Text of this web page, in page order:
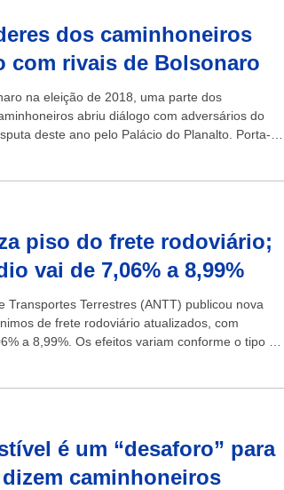
dos caminhoneiros
com rivais de Bolsonaro
na eleição de 2018, uma parte dos
abriu diálogo com adversários do
deste ano pelo Palácio do Planalto. Porta-
piso do frete rodoviário;
vai de 7,06% a 8,99%
Transportes Terrestres (ANTT) publicou nova
de frete rodoviário atualizados, com
a 8,99%. Os efeitos variam conforme o tipo de
é um “desaforo” para
caminhoneiros